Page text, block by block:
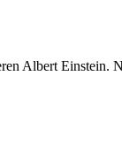
Albert